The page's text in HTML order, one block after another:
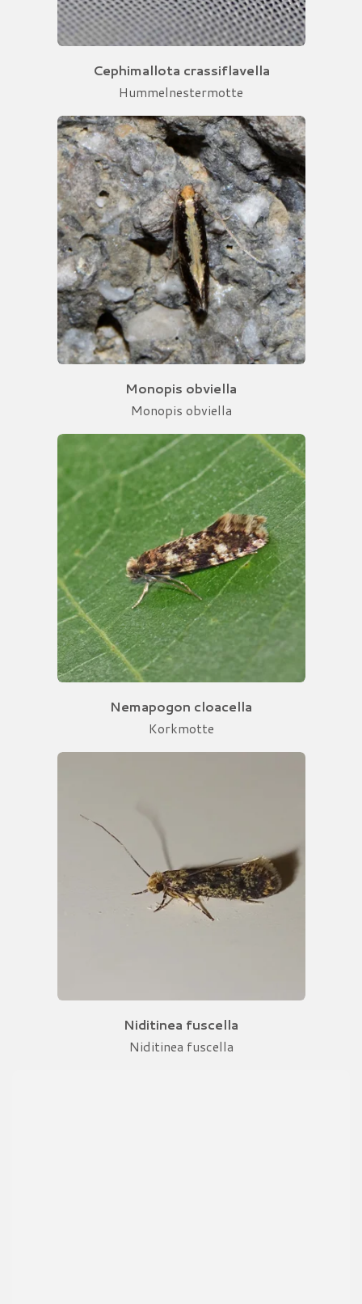
Cephimallota crassiflavella
Hummelnestermotte
Monopis obviella
Monopis obviella
Nemapogon cloacella
Korkmotte
Niditinea fuscella
Niditinea fuscella